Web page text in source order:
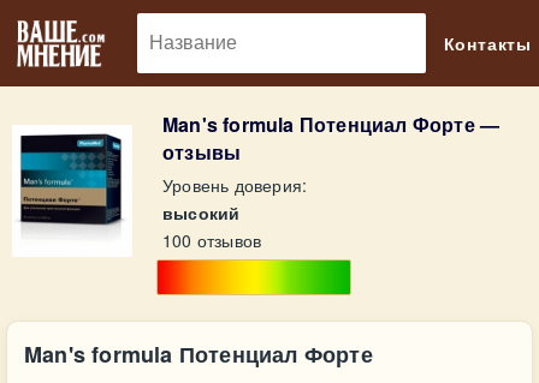
Контакты
Man's formula Потенциал Форте —
отзывы
Уровень доверия:
высокий
100 отзывов
Man's formula Потенциал Форте